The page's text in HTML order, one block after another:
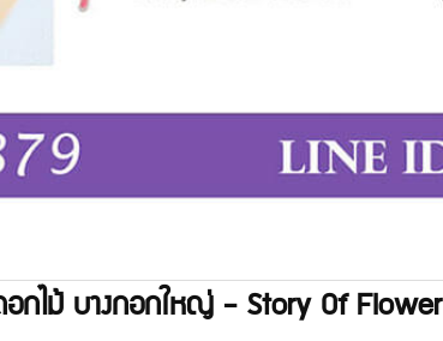
อกไม้ บางกอกใหญ่ - Story Of Flower